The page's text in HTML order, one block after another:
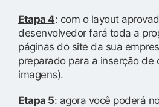
Etapa 4: com o layout
desenvolvedor fará toda a
páginas do site da sua
preparado para a inserção de
imagens).
Etapa 5: agora você poderá